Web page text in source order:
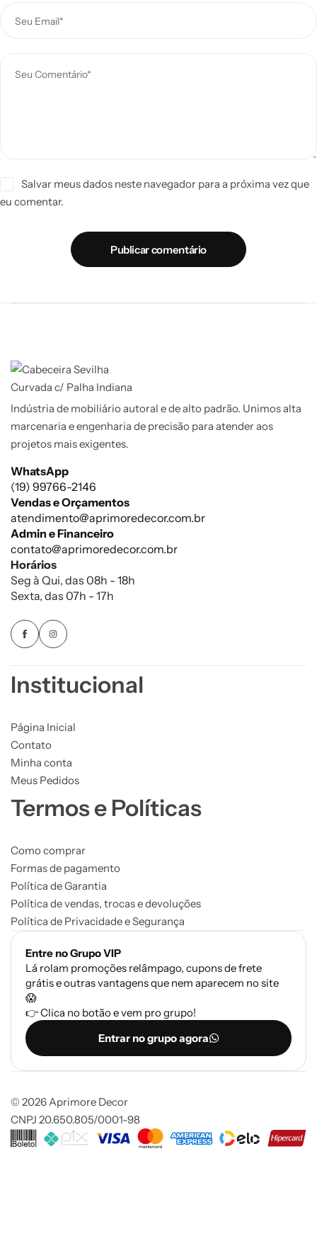
Salvar meus dados neste navegador para a próxima vez que
eu comentar.
Publicar comentário
Indústria de mobiliário autoral e de alto padrão. Unimos alta
marcenaria e engenharia de precisão para atender aos
projetos mais exigentes.
WhatsApp
(19) 99766-2146
Vendas e Orçamentos
atendimento@aprimoredecor.com.br
Admin e Financeiro
contato@aprimoredecor.com.br
Horários
Seg à Qui, das 08h - 18h
Sexta, das 07h - 17h
Institucional
Página Inicial
Contato
Minha conta
Meus Pedidos
Termos e Políticas
Como comprar
Formas de pagamento
Política de Garantia
Política de vendas, trocas e devoluções
Política de Privacidade e Segurança
Entre no Grupo VIP
Lá rolam promoções relâmpago, cupons de frete
grátis e outras vantagens que nem aparecem no site
😱
👉 Clica no botão e vem pro grupo!
Entrar no grupo agora
© 2026 Aprimore Decor
CNPJ 20.650.805/0001-98